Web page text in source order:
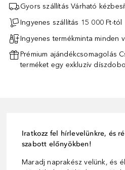
Gyors szállítás Várható
Ingyenes szállítás 15 000 Ft-tól
Ingyenes termékminta minden
Prémium ajándékcsomagolás
terméket egy exkluzív
Iratkozz fel hírlevelünkre, és
szabott előnyökben!
Maradj naprakész velünk, és